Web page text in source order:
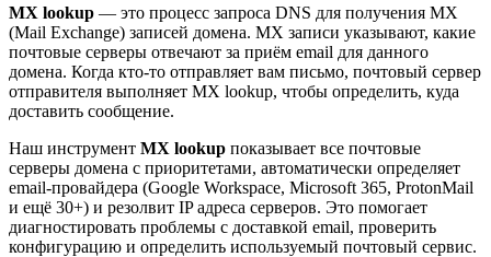
MX lookup — это процесс запроса DNS для получения MX
(Mail Exchange) записей домена. MX записи указывают, какие
почтовые серверы отвечают за приём email для данного
домена. Когда кто-то отправляет вам письмо, почтовый сервер
отправителя выполняет MX lookup, чтобы определить, куда
доставить сообщение.
Наш инструмент MX lookup показывает все почтовые
серверы домена с приоритетами, автоматически определяет
email-провайдера (Google Workspace, Microsoft 365, ProtonMail
и ещё 30+) и резолвит IP адреса серверов. Это помогает
диагностировать проблемы с доставкой email, проверить
конфигурацию и определить используемый почтовый сервис.